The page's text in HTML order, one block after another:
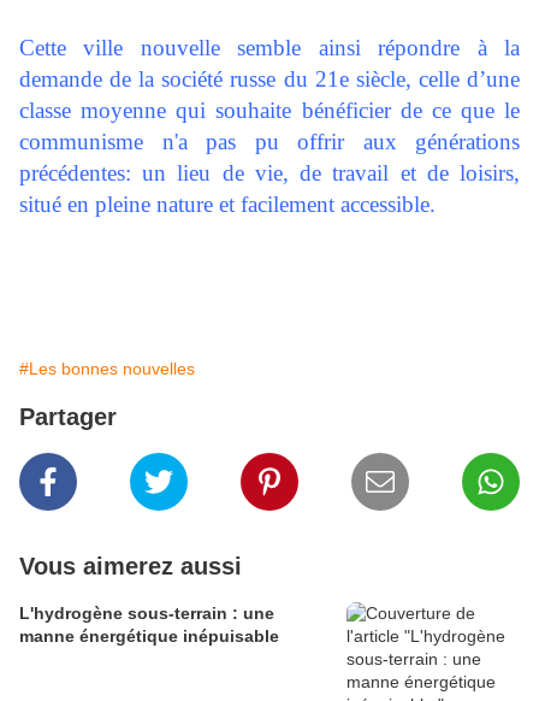
Cette ville nouvelle semble ainsi répondre à la
demande de la société russe du 21e siècle, celle d’une
classe moyenne qui souhaite bénéficier de ce que le
communisme n'a pas pu offrir aux générations
précédentes: un lieu de vie, de travail et de loisirs,
situé en pleine nature et facilement accessible.
#Les bonnes nouvelles
Partager
Vous aimerez aussi
L'hydrogène sous-terrain : une
manne énergétique inépuisable